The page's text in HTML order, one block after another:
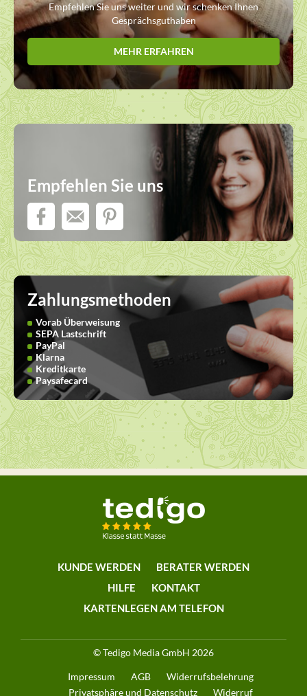
Empfehlen Sie uns weiter und wir schenken Ihnen
Gesprächsguthaben
MEHR ERFAHREN
Empfehlen Sie uns
Zahlungsmethoden
Vorab Überweisung
SEPA Lastschrift
PayPal
Klarna
Kreditkarte
Paysafecard
KUNDE WERDEN
BERATER WERDEN
HILFE
KONTAKT
KARTENLEGEN AM TELEFON
© Tedigo Media GmbH 2026
Impressum AGB
Widerrufsbelehrung
Privatsphäre und Datenschutz
Widerruf